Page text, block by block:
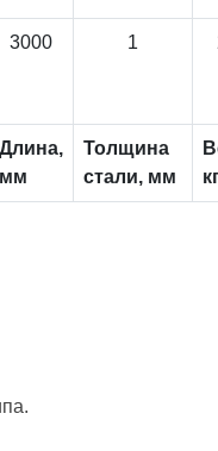
3000 1
Длина,
мм
Толщина
стали, мм